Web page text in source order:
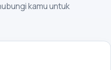
kamu untuk